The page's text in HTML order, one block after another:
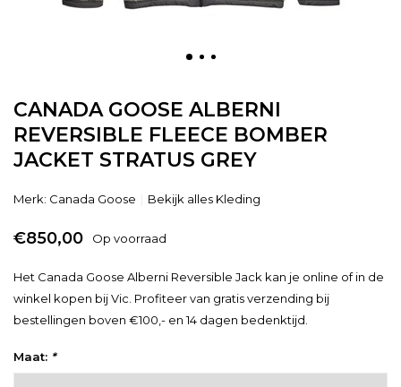
CANADA GOOSE ALBERNI
REVERSIBLE FLEECE BOMBER
JACKET STRATUS GREY
Merk: Canada Goose Bekijk alles Kleding
€850,00 Op voorraad
Het Canada Goose Alberni Reversible Jack kan je online of in de
winkel kopen bij Vic. Profiteer van gratis verzending bij
bestellingen boven €100,- en 14 dagen bedenktijd.
Maat: *